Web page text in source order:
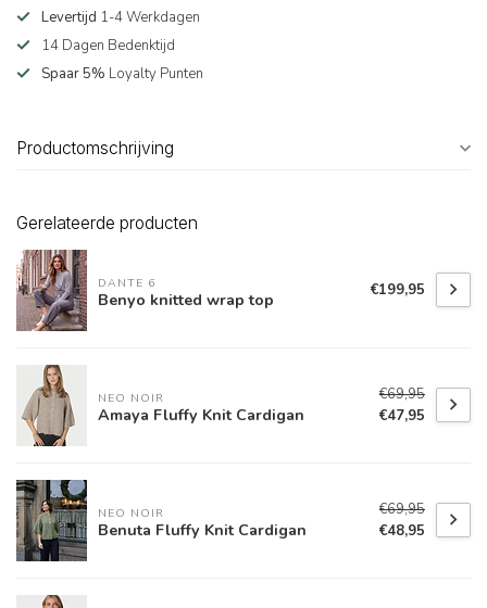
Levertijd 1-4 Werkdagen
14 Dagen Bedenktijd
Spaar 5% Loyalty Punten
Productomschrijving
Gerelateerde producten
DANTE 6
Benyo knitted wrap top €199,95
NEO NOIR
Amaya Fluffy Knit Cardigan
€69,95
€47,95
NEO NOIR
Benuta Fluffy Knit Cardigan
€69,95
€48,95